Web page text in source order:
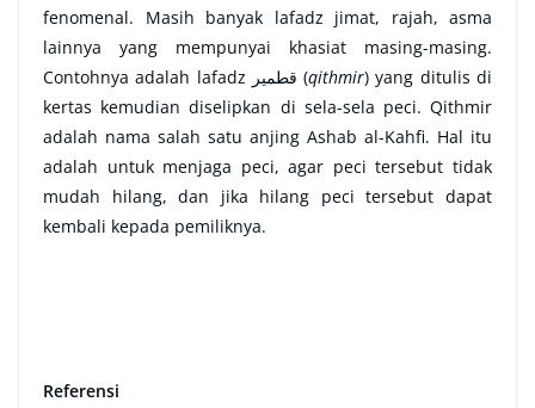
fenomenal. Masih banyak lafadz jimat, rajah, asma
lainnya yang mempunyai khasiat masing-masing.
Contohnya adalah lafadz
قطمير(qithmir) yang ditulis di
kertas kemudian diselipkan di sela-sela peci. Qithmir
adalah nama salah satu anjing Ashab al-Kahfi. Hal itu
adalah untuk menjaga peci, agar peci tersebut tidak
mudah hilang, dan jika hilang peci tersebut dapat
kembali kepada pemiliknya.
Referensi